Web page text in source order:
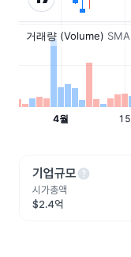
기업규모help
시가총액
$2.4억